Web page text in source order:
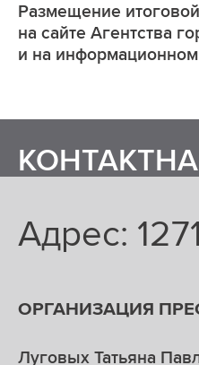
Размещение
на сайте Агентства
и на
Адрес:
ОРГАНИЗАЦИЯ
Луговых Татьяна